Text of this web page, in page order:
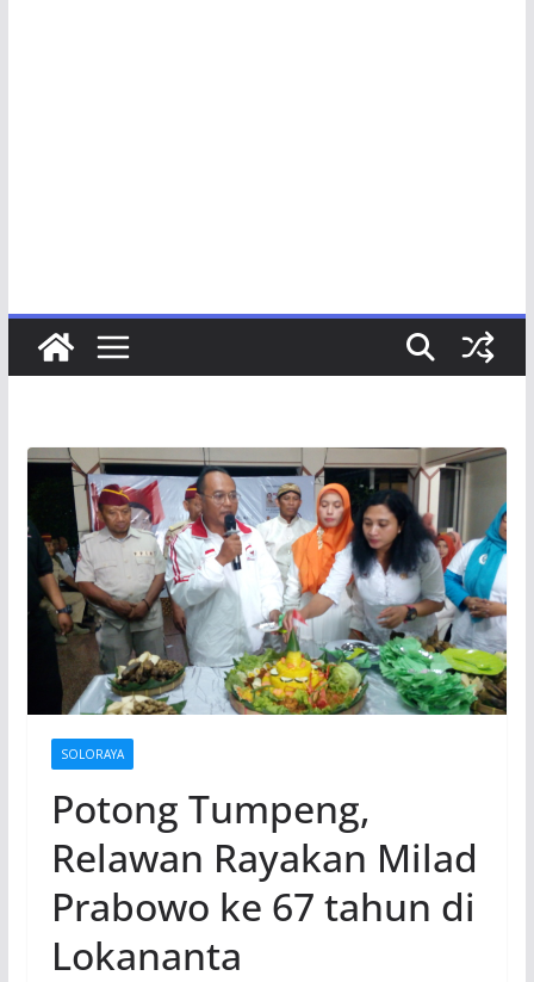
SOLORAYA
Potong Tumpeng,
Relawan Rayakan Milad
Prabowo ke 67 tahun di
Lokananta